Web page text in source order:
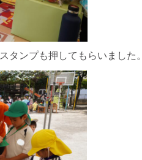
タンプも押してもらいました。